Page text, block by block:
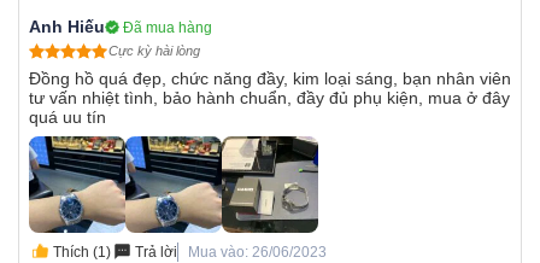
Anh Hiếu Đã mua hàng
Cực kỳ hài lòng
Đồng hồ quá đẹp, chức năng đầy, kim loại sáng, bạn nhân viên
tư vấn nhiệt tình, bảo hành chuẩn, đầy đủ phụ kiện, mua ở đây
quá uu tín
Thích (1) Trả lời Mua vào: 26/06/2023